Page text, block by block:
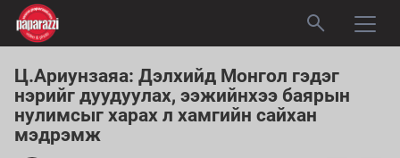
Ц.Ариунзаяа: Дэлхийд Монгол гэдэг
нэрийг дуудуулах, ээжийнхээ баярын
нулимсыг харах л хамгийн сайхан
мэдрэмж